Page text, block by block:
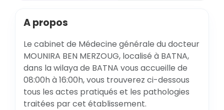
A propos
Le cabinet de Médecine générale du docteur
MOUNIRA BEN MERZOUG, localisé à BATNA,
dans la wilaya de BATNA vous accueille de
08:00h à 16:00h, vous trouverez ci-dessous
tous les actes pratiqués et les pathologies
traitées par cet établissement.